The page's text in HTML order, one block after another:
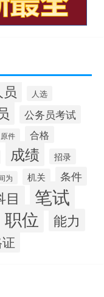
员 人选
公务员考试
原件 合格
成绩 招录
为 机关 条件
目 笔试
职位 能力